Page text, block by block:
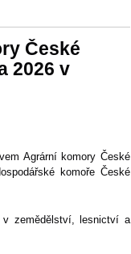
České
2026 v
Agrární komory České
komoře České
v zemědělství, lesnictví a